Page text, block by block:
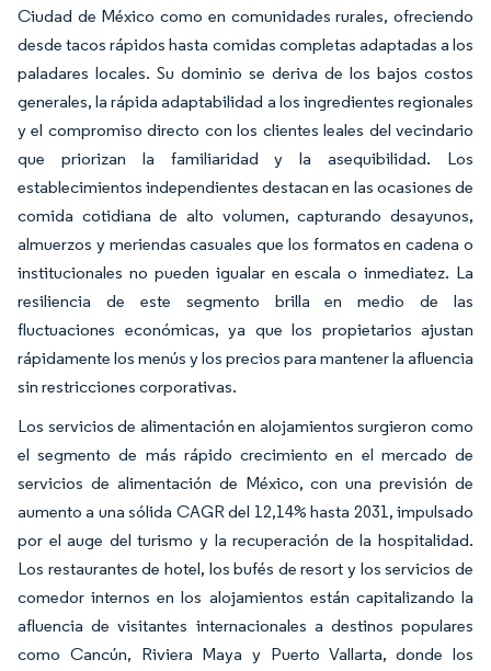
Ciudad de México como en comunidades rurales, ofreciendo
desde tacos rápidos hasta comidas completas adaptadas a los
paladares locales. Su dominio se deriva de los bajos costos
generales, la rápida adaptabilidad a los ingredientes regionales
y el compromiso directo con los clientes leales del vecindario
que priorizan la familiaridad y la asequibilidad. Los
establecimientos independientes destacan en las ocasiones de
comida cotidiana de alto volumen, capturando desayunos,
almuerzos y meriendas casuales que los formatos en cadena o
institucionales no pueden igualar en escala o inmediatez. La
resiliencia de este segmento brilla en medio de las
fluctuaciones económicas, ya que los propietarios ajustan
rápidamente los menús y los precios para mantener la afluencia
sin restricciones corporativas.
Los servicios de alimentación en alojamientos surgieron como
el segmento de más rápido crecimiento en el mercado de
servicios de alimentación de México, con una previsión de
aumento a una sólida CAGR del 12,14% hasta 2031, impulsado
por el auge del turismo y la recuperación de la hospitalidad.
Los restaurantes de hotel, los bufés de resort y los servicios de
comedor internos en los alojamientos están capitalizando la
afluencia de visitantes internacionales a destinos populares
como Cancún, Riviera Maya y Puerto Vallarta, donde los